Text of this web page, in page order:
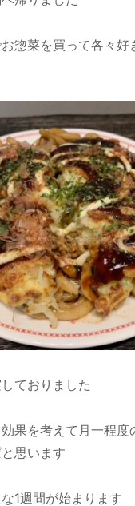
惣菜を買って各々好
ておりました
果を考えて月一程度
思います
1週間が始まります